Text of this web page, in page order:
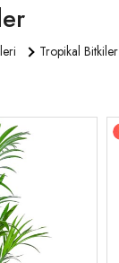
Tropikal Bitkiler